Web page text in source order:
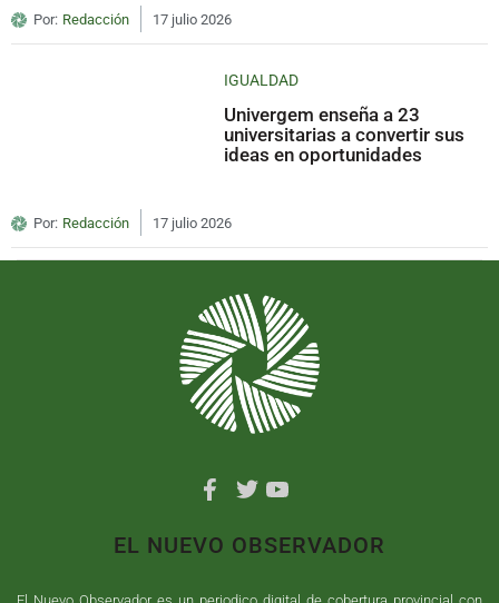
Por: Redacción 17 julio 2026
IGUALDAD
Univergem enseña a 23
universitarias a convertir sus
ideas en oportunidades
Por: Redacción 17 julio 2026
EL NUEVO OBSERVADOR
El Nuevo Observador es un periodico digital de cobertura provincial con